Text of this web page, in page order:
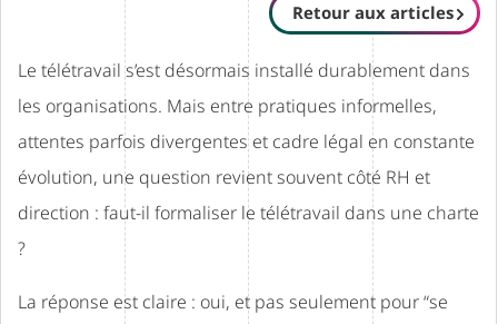
Le télétravail s’est désormais installé durablement dans
les organisations. Mais entre pratiques informelles,
attentes parfois divergentes et cadre légal en constante
évolution, une question revient souvent côté RH et
direction : faut-il formaliser le télétravail dans une charte
?
La réponse est claire : oui, et pas seulement pour “se
Retour aux articles